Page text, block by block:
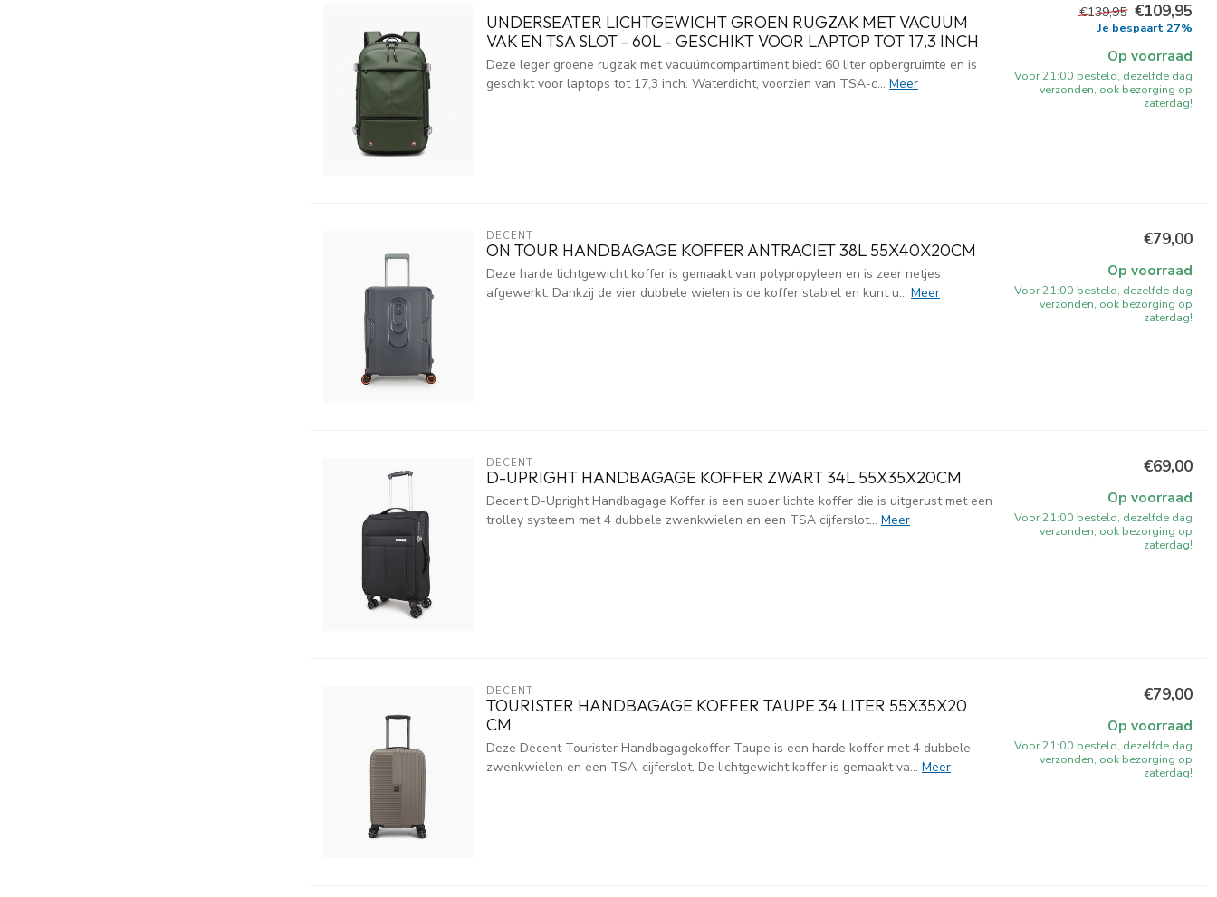
UNDERSEATER LICHTGEWICHT GROEN RUGZAK MET VACUÜM
VAK EN TSA SLOT - 60L - GESCHIKT VOOR LAPTOP TOT 17,3 INCH
Deze leger groene rugzak met vacuümcompartiment biedt 60 liter opbergruimte en is
geschikt voor laptops tot 17,3 inch. Waterdicht, voorzien van TSA-c... Meer
€139,95 €109,95
Je bespaart 27%
Op voorraad
Voor 21:00 besteld, dezelfde dag
verzonden, ook bezorging op
zaterdag!
DECENT
ON TOUR HANDBAGAGE KOFFER ANTRACIET 38L 55X40X20CM
Deze harde lichtgewicht koffer is gemaakt van polypropyleen en is zeer netjes
afgewerkt. Dankzij de vier dubbele wielen is de koffer stabiel en kunt u... Meer
€79,00
Op voorraad
Voor 21:00 besteld, dezelfde dag
verzonden, ook bezorging op
zaterdag!
DECENT
D-UPRIGHT HANDBAGAGE KOFFER ZWART 34L 55X35X20CM
Decent D-Upright Handbagage Koffer is een super lichte koffer die is uitgerust met een
trolley systeem met 4 dubbele zwenkwielen en een TSA cijferslot... Meer
€69,00
Op voorraad
Voor 21:00 besteld, dezelfde dag
verzonden, ook bezorging op
zaterdag!
DECENT
TOURISTER HANDBAGAGE KOFFER TAUPE 34 LITER 55X35X20
CM
Deze Decent Tourister Handbagagekoffer Taupe is een harde koffer met 4 dubbele
zwenkwielen en een TSA-cijferslot. De lichtgewicht koffer is gemaakt va... Meer
€79,00
Op voorraad
Voor 21:00 besteld, dezelfde dag
verzonden, ook bezorging op
zaterdag!